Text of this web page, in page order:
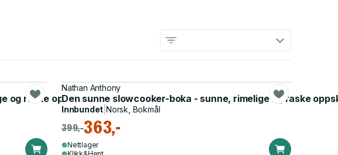
og raske oppskrifter
Nathan Anthony
Den sunne slowcooker-boka - sunne, rimelige og raske
Innbundet |Norsk, Bokmål
399,-363,-
Nettlager